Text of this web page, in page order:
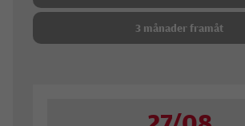
3 månader framåt